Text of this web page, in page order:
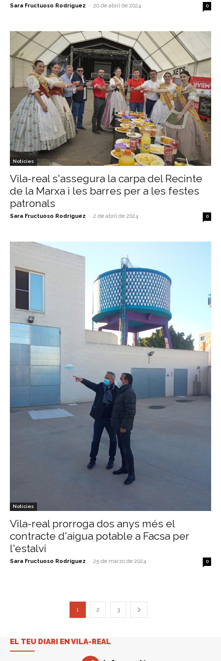
Sara Fructuoso Rodríguez - 20 de abril de 2024 0
Notícies
Vila-real s'assegura la carpa del Recinte
de la Marxa i les barres per a les festes
patronals
Sara Fructuoso Rodríguez - 2 de abril de 2024 0
Notícies
Vila-real prorroga dos anys més el
contracte d'aigua potable a Facsa per
l'estalvi
Sara Fructuoso Rodríguez - 25 de marzo de 2024 0
1 2 3
EL TEU DIARI EN VILA-REAL